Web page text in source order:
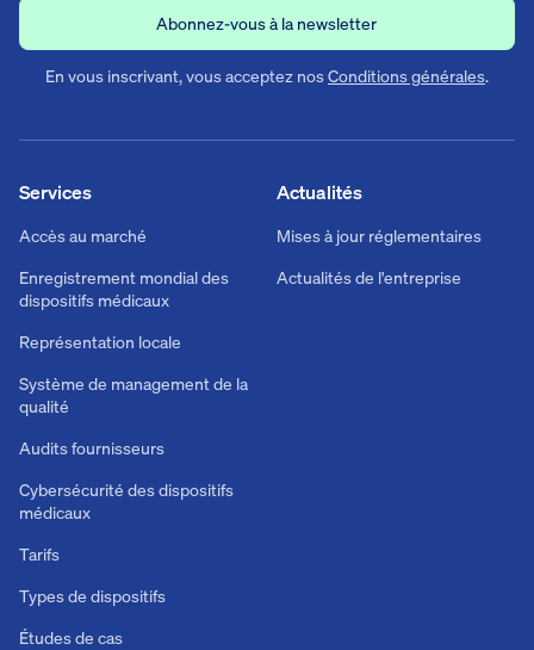
En vous inscrivant, vous acceptez nosConditions générales.
Actualités
Mises à jour réglementaires
Actualités de l'entreprise
Services
Accès au marché
Enregistrement mondial des
dispositifs médicaux
Représentation locale
Système de management de la
qualité
Audits fournisseurs
Cybersécurité des dispositifs
médicaux
Tarifs
Types de dispositifs
Études de cas